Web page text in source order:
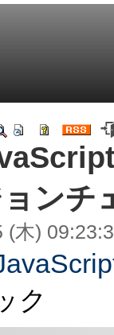
ンチ
(木)
ク